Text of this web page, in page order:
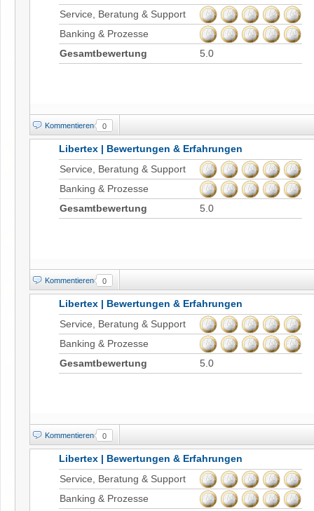
Service, Beratung & Support
Banking & Prozesse
Gesamtbewertung
5.0
Kommentieren 0
Libertex | Bewertungen & Erfahrungen
Service, Beratung & Support
Banking & Prozesse
Gesamtbewertung
5.0
Kommentieren 0
Libertex | Bewertungen & Erfahrungen
Service, Beratung & Support
Banking & Prozesse
Gesamtbewertung
5.0
Kommentieren 0
Libertex | Bewertungen & Erfahrungen
Service, Beratung & Support
Banking & Prozesse